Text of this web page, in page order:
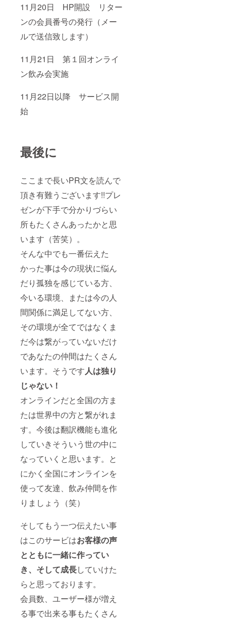
11月20日 HP開設 リター
ンの会員番号の発行（メー
ルで送信致します）
11月21日 第１回オンライ
ン飲み会実施
11月22日以降 サービス開
始
最後に
ここまで長いPR文を読んで
頂き有難うございます!!プレ
ゼンが下手で分かりづらい
所もたくさんあったかと思
います（苦笑）。
そんな中でも一番伝えた
かった事は今の現状に悩ん
だり孤独を感じている方、
今いる環境、または今の人
間関係に満足してない方、
その環境が全てではなくま
だ今は繋がっていないだけ
であなたの仲間はたくさん
います。そうです人は独り
じゃない！
オンラインだと全国の方ま
たは世界中の方と繋がれま
す。今後は翻訳機能も進化
していきそういう世の中に
なっていくと思います。と
にかく全国にオンラインを
使って友達、飲み仲間を作
りましょう（笑）
そしてもう一つ伝えたい事
はこのサービはお客様の声
とともに一緒に作ってい
き、そして成長していけた
らと思っております。
会員数、ユーザー様が増え
る事で出来る事もたくさん